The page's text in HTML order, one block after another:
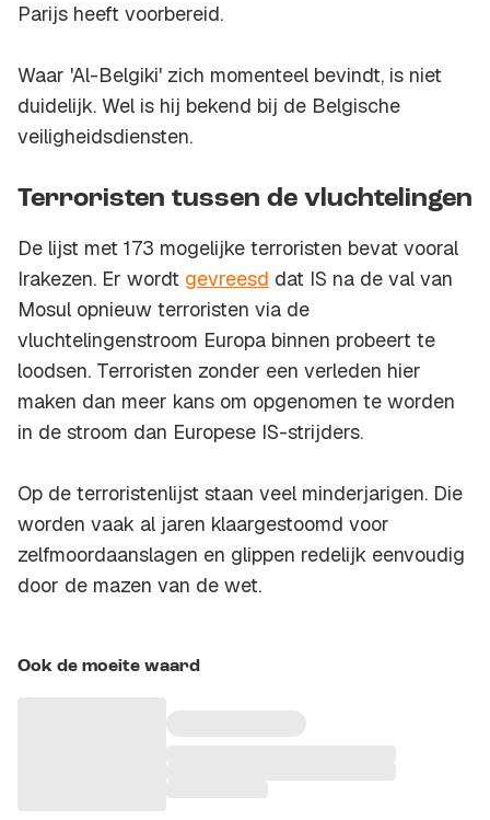
Parijs heeft voorbereid.
Waar 'Al-Belgiki' zich momenteel bevindt, is niet
duidelijk. Wel is hij bekend bij de Belgische
veiligheidsdiensten.
Terroristen tussen de vluchtelingen
De lijst met 173 mogelijke terroristen bevat vooral
Irakezen. Er wordt gevreesd dat IS na de val van
Mosul opnieuw terroristen via de
vluchtelingenstroom Europa binnen probeert te
loodsen. Terroristen zonder een verleden hier
maken dan meer kans om opgenomen te worden
in de stroom dan Europese IS-strijders.
Op de terroristenlijst staan veel minderjarigen. Die
worden vaak al jaren klaargestoomd voor
zelfmoordaanslagen en glippen redelijk eenvoudig
door de mazen van de wet.
Ook de moeite waard